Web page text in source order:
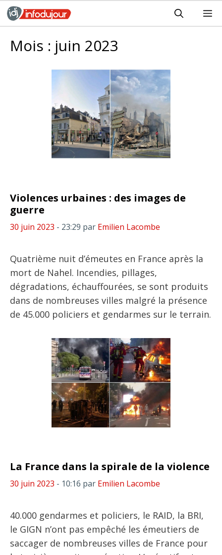
Aller
au
Mois : juin 2023
Violences urbaines : des images de
guerre
30 juin 2023 - 23:29 par Emilien Lacombe
Quatrième nuit d’émeutes en France après la
mort de Nahel. Incendies, pillages,
dégradations, échauffourées, se sont produits
dans de nombreuses villes malgré la présence
de 45.000 policiers et gendarmes sur le terrain.
La France dans la spirale de la violence
30 juin 2023 - 10:16 par Emilien Lacombe
40.000 gendarmes et policiers, le RAID, la BRI,
le GIGN n’ont pas empêché les émeutiers de
saccager de nombreuses villes de France pour